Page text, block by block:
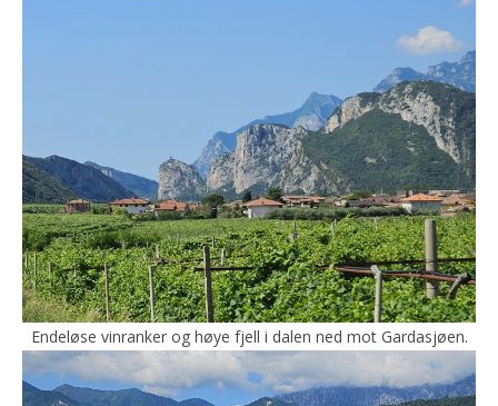
Endeløse vinranker og høye fjell i dalen ned mot Gardasjøen.